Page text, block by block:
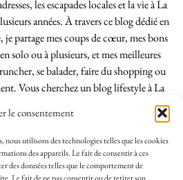
le consentement
nous utilisons des technologies telles que les cookies
des appareils. Le fait de consentir à ces
des données telles que le comportement de
les escapades locales et la vie à La
années. À travers ce blog dédié en
partage mes coups de cœur, mes bons
solo ou à plusieurs, et mes meilleures
se balader, faire du shopping ou
Vous cherchez un blog lifestyle à La
? Vous êtes au bon endroit. Que vous
dans notre belle ville, j’espère que mes
de La Rochelle comme un·e vrai·e
initié·e. !